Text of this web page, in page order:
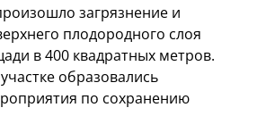
загрязнение и
плодородного слоя
в 400 квадратных метров.
образовались
по сохранению